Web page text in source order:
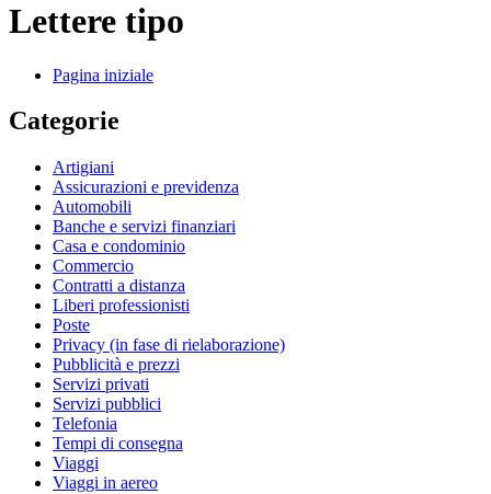
Lettere tipo
Pagina iniziale
Categorie
Artigiani
Assicurazioni e previdenza
Automobili
Banche e servizi finanziari
Casa e condominio
Commercio
Contratti a distanza
Liberi professionisti
Poste
Privacy (in fase di rielaborazione)
Pubblicità e prezzi
Servizi privati
Servizi pubblici
Telefonia
Tempi di consegna
Viaggi
Viaggi in aereo